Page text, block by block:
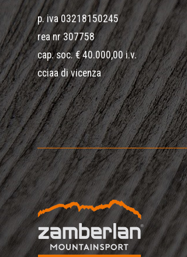
p. iva 03218150245
rea nr 307758
cap. soc. € 40.000,00 i.v.
cciaa di vicenza